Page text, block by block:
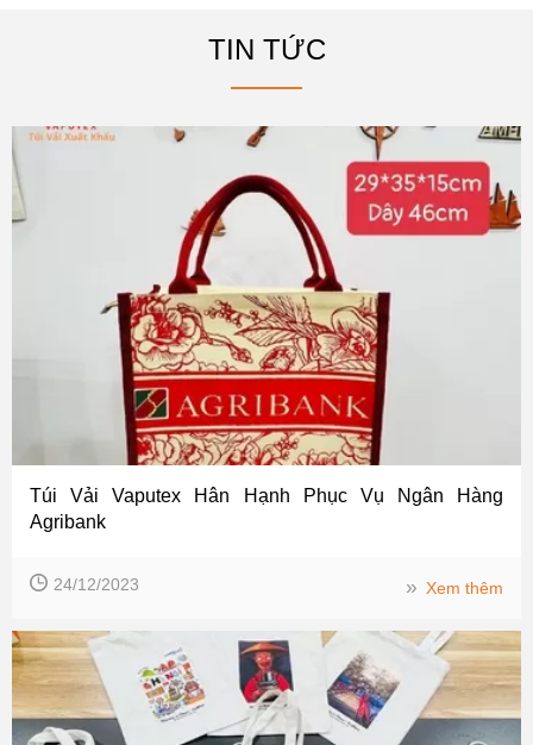
TIN TỨC
Túi Vải Vaputex Hân Hạnh Phục Vụ Ngân Hàng
Agribank
24/12/2023 ›› Xem thêm